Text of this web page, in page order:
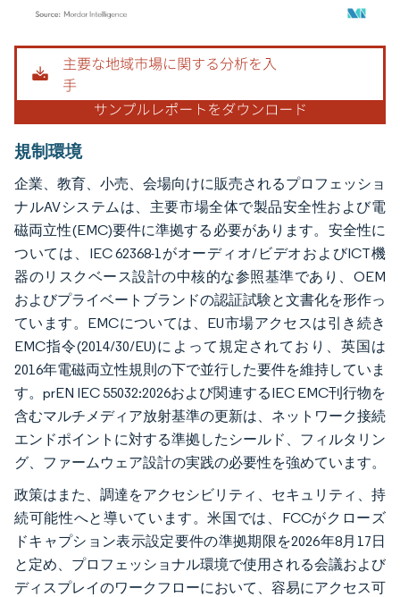
画像 © Mordor Intelligence。再利用にはCC BY 4.0の表示が必要です。
規制環境
企業、教育、小売、会場向けに販売されるプロフェッショ
ナルAVシステムは、主要市場全体で製品安全性および電
磁両立性(EMC)要件に準拠する必要があります。安全性に
ついては、IEC 62368-1がオーディオ/ビデオおよびICT機
器のリスクベース設計の中核的な参照基準であり、OEM
およびプライベートブランドの認証試験と文書化を形作っ
ています。EMCについては、EU市場アクセスは引き続き
EMC指令(2014/30/EU)によって規定されており、英国は
2016年電磁両立性規則の下で並行した要件を維持していま
す。prEN IEC 55032:2026および関連するIEC EMC刊行物を
含むマルチメディア放射基準の更新は、ネットワーク接続
エンドポイントに対する準拠したシールド、フィルタリン
グ、ファームウェア設計の実践の必要性を強めています。
政策はまた、調達をアクセシビリティ、セキュリティ、持
続可能性へと導いています。米国では、FCCがクローズ
ドキャプション表示設定要件の準拠期限を2026年8月17日
と定め、プロフェッショナル環境で使用される会議および
ディスプレイのワークフローにおいて、容易にアクセス可